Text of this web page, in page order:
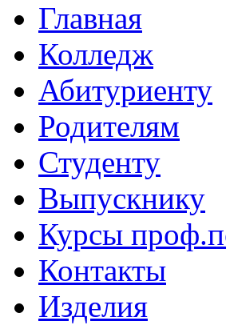
Главная
Колледж
Абитуриенту
Родителям
Студенту
Выпускнику
Курсы
Контакты
Изделия